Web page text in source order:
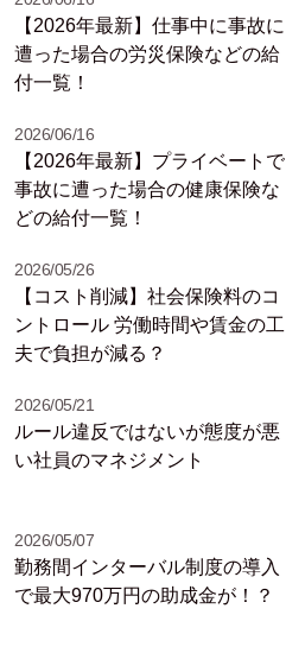
【2026年最新】仕事中に事故に
遭った場合の労災保険などの給
付一覧！
2026/06/16
【2026年最新】プライベートで
事故に遭った場合の健康保険な
どの給付一覧！
2026/05/26
【コスト削減】社会保険料のコ
ントロール 労働時間や賃金の工
夫で負担が減る？
2026/05/21
ルール違反ではないが態度が悪
い社員のマネジメント
2026/05/07
勤務間インターバル制度の導入
で最大970万円の助成金が！？